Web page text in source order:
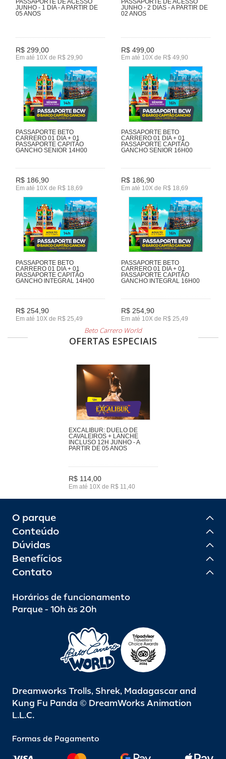
PASSAPORTE DE ACESSO
JUNHO - 1 DIA - A PARTIR DE
05 ANOS
R$ 299,00
Em até 10X de R$ 29,90
PASSAPORTE DE ACESSO
JUNHO - 2 DIAS - A PARTIR DE
02 ANOS
R$ 499,00
Em até 10X de R$ 49,90
PASSAPORTE BETO
CARRERO 01 DIA + 01
PASSAPORTE CAPITÃO
GANCHO SENIOR 14H00
R$ 186,90
Em até 10X de R$ 18,69
PASSAPORTE BETO
CARRERO 01 DIA + 01
PASSAPORTE CAPITÃO
GANCHO SENIOR 16H00
R$ 186,90
Em até 10X de R$ 18,69
PASSAPORTE BETO
CARRERO 01 DIA + 01
PASSAPORTE CAPITÃO
GANCHO INTEGRAL 14H00
R$ 254,90
Em até 10X de R$ 25,49
PASSAPORTE BETO
CARRERO 01 DIA + 01
PASSAPORTE CAPITÃO
GANCHO INTEGRAL 16H00
R$ 254,90
Em até 10X de R$ 25,49
Beto Carrero World
OFERTAS ESPECIAIS
EXCALIBUR: DUELO DE
CAVALEIROS + LANCHE
INCLUSO 12H JUNHO - A
PARTIR DE 05 ANOS
R$ 114,00
Em até 10X de R$ 11,40
O parque
Conteúdo
Dúvidas
Benefícios
Contato
Horários de funcionamento
Parque - 10h às 20h
Dreamworks Trolls, Shrek, Madagascar and
Kung Fu Panda © DreamWorks Animation
L.L.C.
Formas de Pagamento